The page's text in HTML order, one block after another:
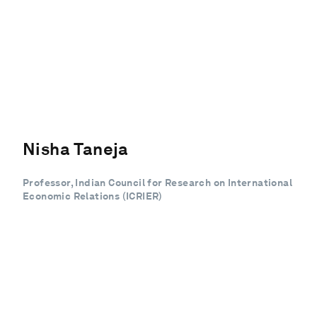
Nisha Taneja
Professor, Indian Council for Research on International
Economic Relations (ICRIER)